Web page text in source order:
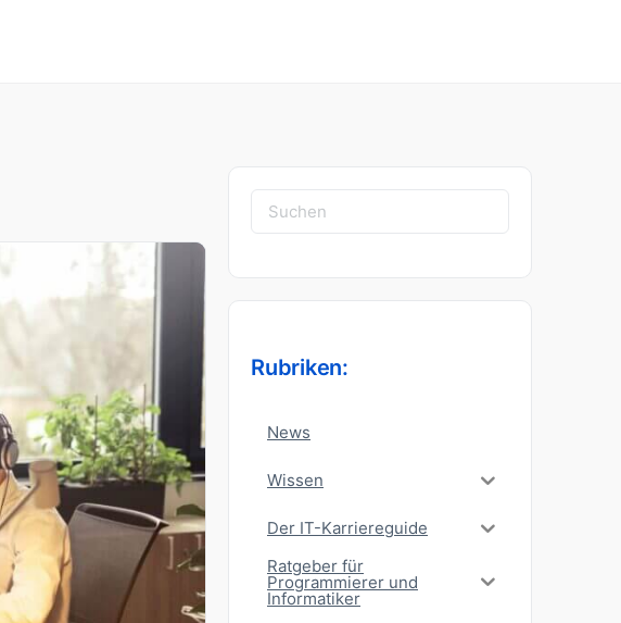
Suchen
nach:
Rubriken:
News
Wissen
Der IT-Karriereguide
Ratgeber für
Programmierer und
Informatiker